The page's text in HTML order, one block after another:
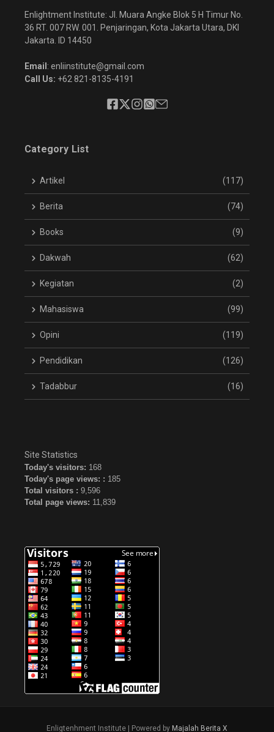
Enlightment Institute: Jl. Muara Angke Blok 5 H Timur No.
36 RT. 007 RW. 001. Penjaringan, Kota Jakarta Utara, DKI
Jakarta. ID 14450
Email : enliinstitute@gmail.com
Call Us: +62 821-8135-4191
Category List
Artikel (117)
Berita (74)
Books (9)
Dakwah (62)
Kegiatan (2)
Mahasiswa (99)
Opini (119)
Pendidikan (126)
Tadabbur (16)
Site Statistics
Today's visitors: 168
Today's page views: : 185
Total visitors : 9,596
Total page views: 11,839
Enligtenhment Institute | Powered by Majalah Berita X